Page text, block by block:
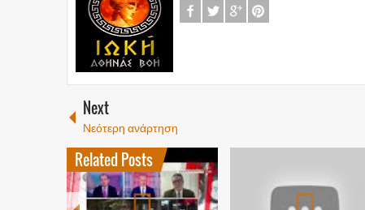
Next
Νεότερη ανάρτηση
Related Posts